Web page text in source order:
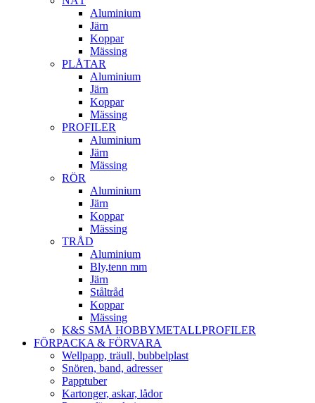
Aluminium
Järn
Koppar
Mässing
PLÅTAR
Aluminium
Järn
Koppar
Mässing
PROFILER
Aluminium
Järn
Mässing
RÖR
Aluminium
Järn
Koppar
Mässing
TRÅD
Aluminium
Bly,tenn mm
Järn
Ståltråd
Koppar
Mässing
K&S SMÅ HOBBYMETALLPROFILER
FÖRPACKA & FÖRVARA
Wellpapp, träull, bubbelplast
Snören, band, adresser
Papptuber
Kartonger, askar, lådor